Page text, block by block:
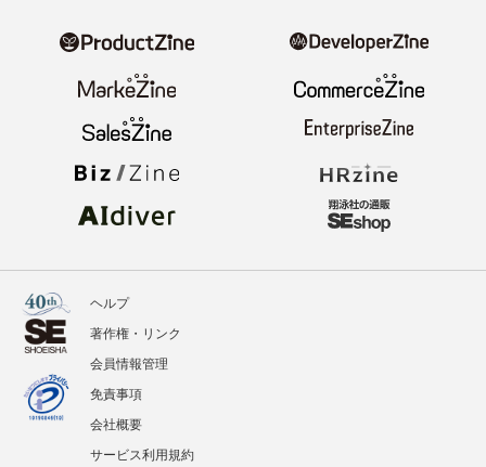
ヘルプ
著作権・リンク
会員情報管理
免責事項
会社概要
サービス利用規約